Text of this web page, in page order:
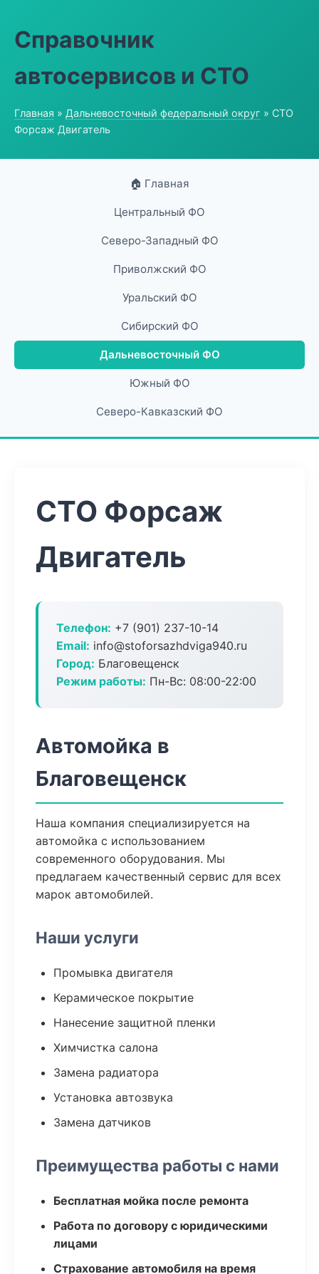
Справочник
автосервисов и СТО
Главная » Дальневосточный федеральный округ » СТО
Форсаж Двигатель
🏠 Главная
Центральный ФО
Северо-Западный ФО
Приволжский ФО
Уральский ФО
Сибирский ФО
Дальневосточный ФО
Южный ФО
Северо-Кавказский ФО
СТО Форсаж
Двигатель
Телефон: +7 (901) 237-10-14
Email: info@stoforsazhdviga940.ru
Город: Благовещенск
Режим работы: Пн-Вс: 08:00-22:00
Автомойка в
Благовещенск
Наша компания специализируется на
автомойка с использованием
современного оборудования. Мы
предлагаем качественный сервис для всех
марок автомобилей.
Наши услуги
Промывка двигателя
Керамическое покрытие
Нанесение защитной пленки
Химчистка салона
Замена радиатора
Установка автозвука
Замена датчиков
Преимущества работы с нами
Бесплатная мойка после ремонта
Работа по договору с юридическими
лицами
Страхование автомобиля на время